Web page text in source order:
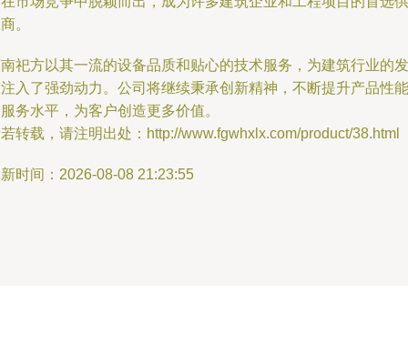
。
祀方以其一流的设备品质和贴心的技术服务，为建筑行业的发
入了强劲动力。公司将继续秉承创新精神，不断提升产品性能
务水平，为客户创造更多价值。
转载，请注明出处：http://www.fgwhxlx.com/product/38.html
时间：2026-08-08 21:23:55